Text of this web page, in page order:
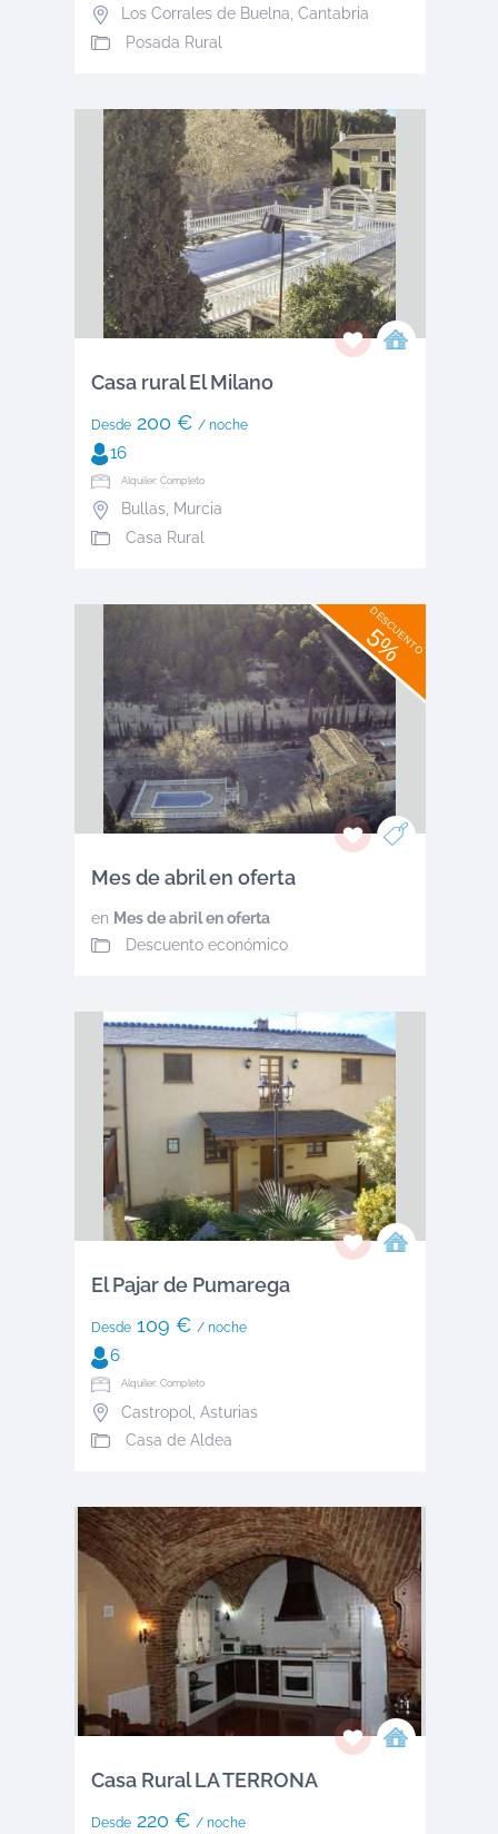
Los Corrales de Buelna, Cantabria
Posada Rural
Casa rural El Milano
Desde200 € / noche
16
Alquiler: Completo
Bullas, Murcia
Casa Rural
DESCUENTO
5%
Mes de abril en oferta
en Mes de abril en oferta
Descuento económico
El Pajar de Pumarega
Desde109 € / noche
6
Alquiler: Completo
Castropol
Asturias
Casa de Aldea
Casa Rural LA TERRONA
Desde220 € / noche